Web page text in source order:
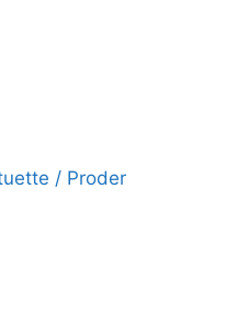
/ Proder